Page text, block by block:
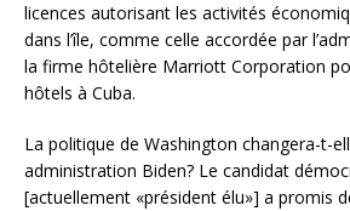
licences autorisant les activités
dans l’île, comme celle accordée par
la firme hôtelière Marriott Corporation
hôtels à Cuba.
La politique de Washington changera-t-
administration Biden? Le candidat
[actuellement «président élu»] a promis